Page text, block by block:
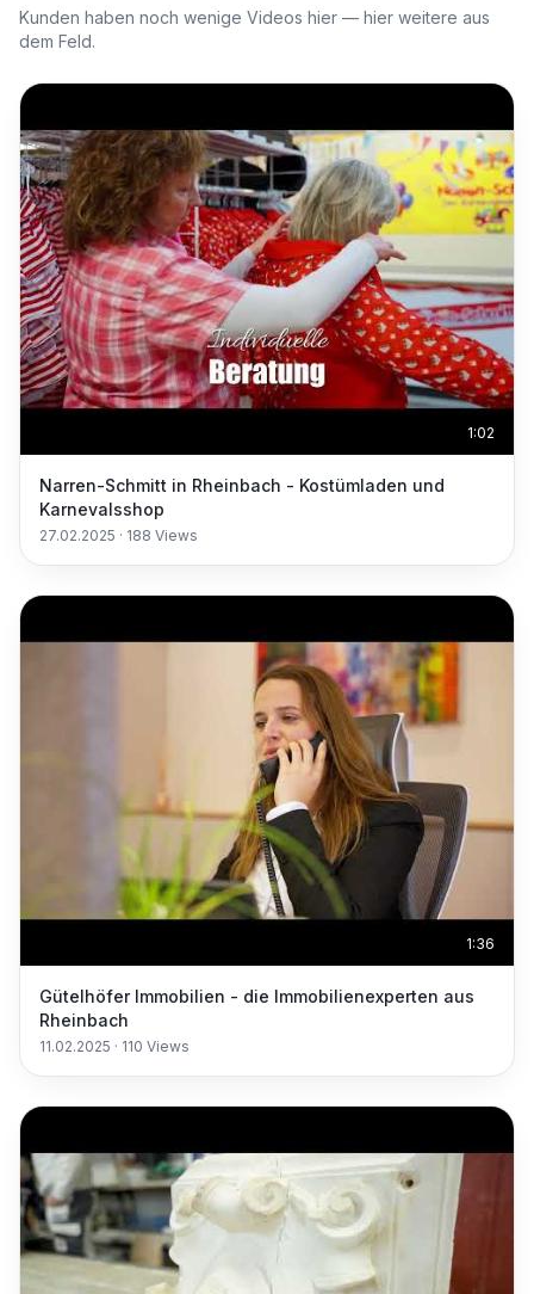
Kunden haben noch wenige Videos hier — hier weitere aus
dem Feld.
1:02
Narren-Schmitt in Rheinbach - Kostümladen und
Karnevalsshop
27.02.2025 · 188 Views
1:36
Gütelhöfer Immobilien - die Immobilienexperten aus
Rheinbach
11.02.2025 · 110 Views